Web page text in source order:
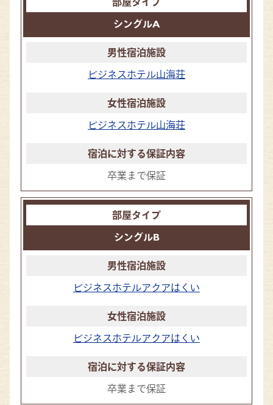
シングルA
ビジネスホテル山海荘
ビジネスホテル山海荘
卒業まで保証
シングルB
ビジネスホテルアクアはくい
ビジネスホテルアクアはくい
卒業まで保証